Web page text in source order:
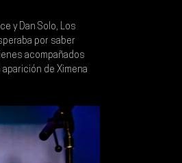
y Dan Solo, Los
por saber
acompañados
aparición de Ximena